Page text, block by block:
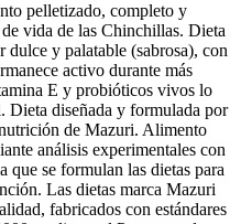
pelletizado, completo y
vida de las Chinchillas. Dieta
y palatable (sabrosa), con
activo durante más
E y probióticos vivos lo
Dieta diseñada y formulada por
de Mazuri. Alimento
análisis experimentales con
se formulan las dietas para
Las dietas marca Mazuri
fabricados con estándares